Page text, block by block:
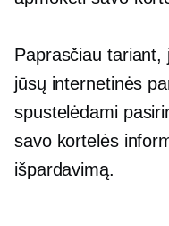
Paprasčiau tariant,
jūsų internetinės
spustelėdami
savo kortelės
išpardavimą.